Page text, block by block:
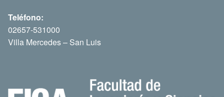
Teléfono:
02657-531000
Villa Mercedes – San Luis